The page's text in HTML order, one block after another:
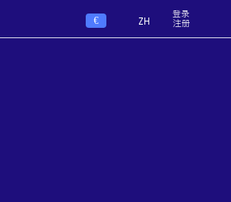
€ ZH
登录
注册